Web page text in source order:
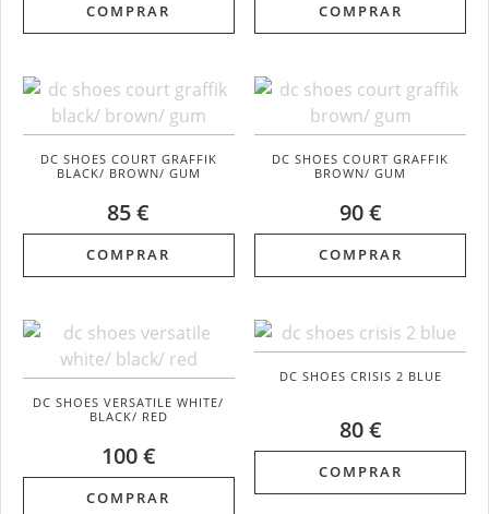
COMPRAR COMPRAR
DC SHOES COURT GRAFFIK
BLACK/ BROWN/ GUM
85 €
COMPRAR
DC SHOES COURT GRAFFIK
BROWN/ GUM
90 €
COMPRAR
DC SHOES VERSATILE WHITE/
BLACK/ RED
100 €
COMPRAR
DC SHOES CRISIS 2 BLUE
80 €
COMPRAR